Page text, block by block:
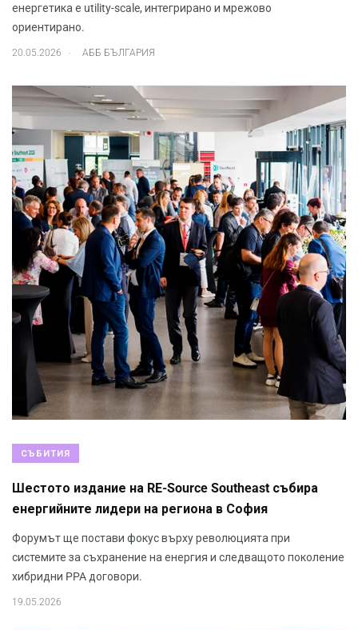
енергетика е utility-scale, интегрирано и мрежово
ориентирано.
20.05.2026 АББ БЪЛГАРИЯ
СЪБИТИЯ
Шестото издание на RE-Source Southeast събира
енергийните лидери на региона в София
Форумът ще постави фокус върху революцията при
системите за съхранение на енергия и следващото поколение
хибридни PPA договори.
19.05.2026